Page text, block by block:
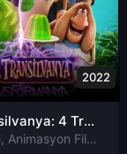
2022
Otel Transilvanya: 4 Transformanya izle
, Animasyon Filmleri